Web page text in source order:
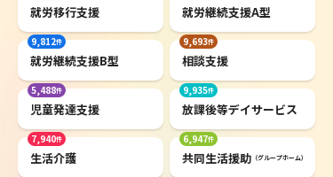
就労移行支援 就労継続支援A型
就労継続支援B型
9,812
相談支援
9,693
児童発達支援
5,488
放課後等デイサービス
9,935
生活介護
7,940
共同生活援助 （グループホーム）
6,947